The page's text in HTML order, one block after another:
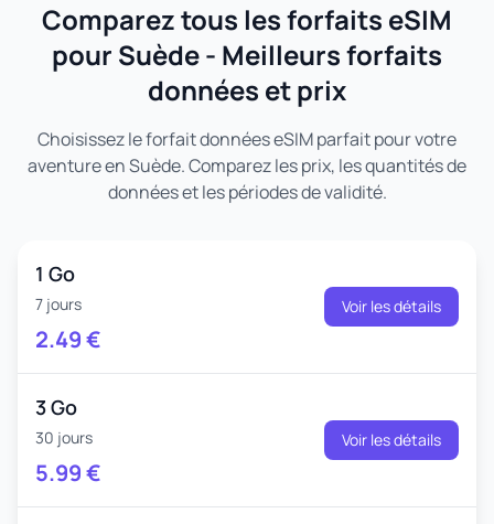
Comparez tous les forfaits eSIM
pour Suède - Meilleurs forfaits
données et prix
Choisissez le forfait données eSIM parfait pour votre
aventure en Suède. Comparez les prix, les quantités de
données et les périodes de validité.
1 Go
7 jours
2.49€
Voir les détails
3 Go
30 jours
5.99€
Voir les détails